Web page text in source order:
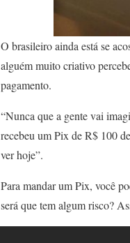
O brasileiro ainda está se
alguém muito criativo
pagamento.
“Nunca que a gente vai
recebeu um Pix de R$ 100
ver hoje”.
Para mandar um Pix, você
será que tem algum risco?